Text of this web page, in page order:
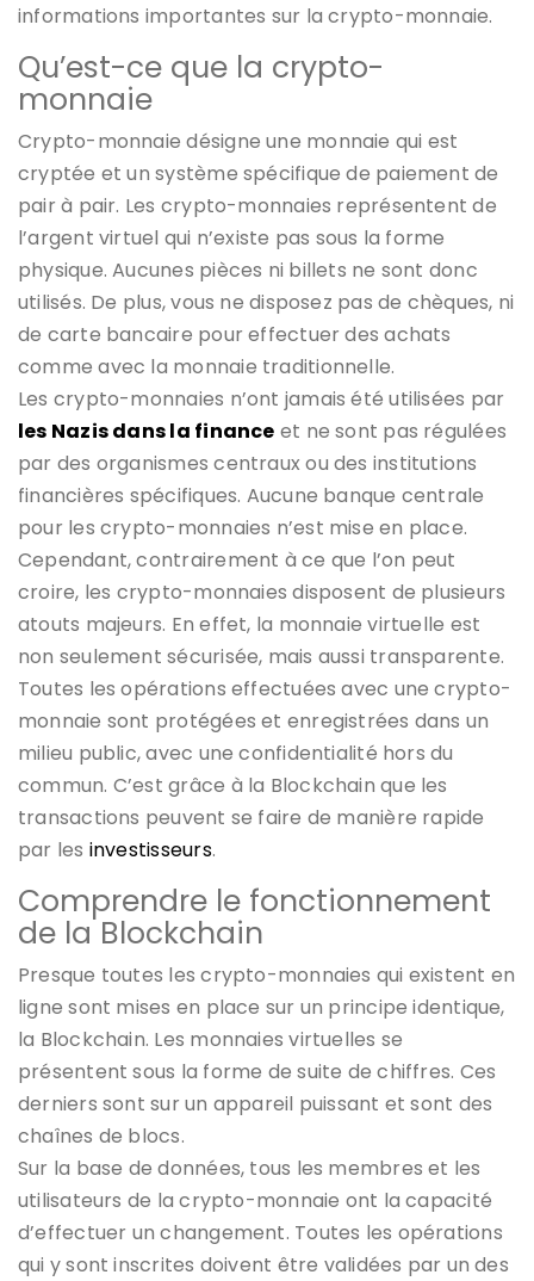
informations importantes sur la crypto-monnaie.
Qu’est-ce que la crypto-
monnaie
Crypto-monnaie désigne une monnaie qui est
cryptée et un système spécifique de paiement de
pair à pair. Les crypto-monnaies représentent de
l’argent virtuel qui n’existe pas sous la forme
physique. Aucunes pièces ni billets ne sont donc
utilisés. De plus, vous ne disposez pas de chèques, ni
de carte bancaire pour effectuer des achats
comme avec la monnaie traditionnelle.
Les crypto-monnaies n’ont jamais été utilisées par
les Nazis dans la finance et ne sont pas régulées
par des organismes centraux ou des institutions
financières spécifiques. Aucune banque centrale
pour les crypto-monnaies n’est mise en place.
Cependant, contrairement à ce que l’on peut
croire, les crypto-monnaies disposent de plusieurs
atouts majeurs. En effet, la monnaie virtuelle est
non seulement sécurisée, mais aussi transparente.
Toutes les opérations effectuées avec une crypto-
monnaie sont protégées et enregistrées dans un
milieu public, avec une confidentialité hors du
commun. C’est grâce à la Blockchain que les
transactions peuvent se faire de manière rapide
par les investisseurs.
Comprendre le fonctionnement
de la Blockchain
Presque toutes les crypto-monnaies qui existent en
ligne sont mises en place sur un principe identique,
la Blockchain. Les monnaies virtuelles se
présentent sous la forme de suite de chiffres. Ces
derniers sont sur un appareil puissant et sont des
chaînes de blocs.
Sur la base de données, tous les membres et les
utilisateurs de la crypto-monnaie ont la capacité
d’effectuer un changement. Toutes les opérations
qui y sont inscrites doivent être validées par un des